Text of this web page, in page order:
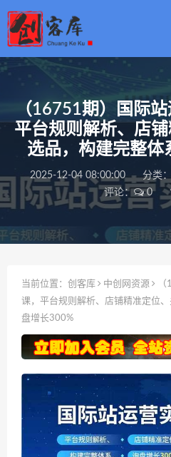
（16751期）国际
平台规则解析、店
选品，构建完整体
2025-12-04 08:00:00 分类：
评论：
0
当前位置： 创客库 中创网资源
（
课，平台规则解析、店铺精准定位
盘增长300%